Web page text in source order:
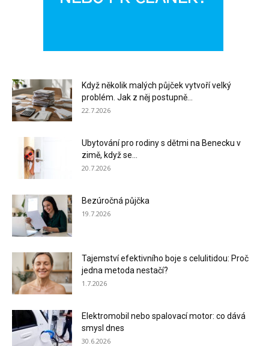
Když několik malých půjček vytvoří velký
problém. Jak z něj postupně...
22.7.2026
Ubytování pro rodiny s dětmi na Benecku v
zimě, když se...
20.7.2026
Bezúročná půjčka
19.7.2026
Tajemství efektivního boje s celulitidou: Proč
jedna metoda nestačí?
1.7.2026
Elektromobil nebo spalovací motor: co dává
smysl dnes
30.6.2026